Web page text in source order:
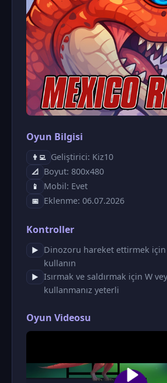
Oyun Bilgisi
👨‍💻 Geliştirici: Kiz10
📐 Boyut: 800x480
📱 Mobil: Evet
📅 Eklenme: 06.07.2026
Kontroller
▶
Dinozoru hareket ettirmek için
kullanın
▶ Isırmak ve saldırmak için W
kullanmanız yeterli
Oyun Videosu